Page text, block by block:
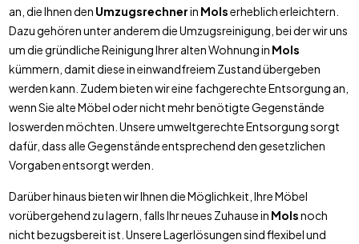
an, die Ihnen den Umzugsrechnerin Molserheblich erleichtern.
Dazu gehören unter anderem die Umzugsreinigung, bei der wir uns
um die gründliche Reinigung Ihrer alten Wohnung in Mols
kümmern, damit diese in einwandfreiem Zustand übergeben
werden kann. Zudem bieten wir eine fachgerechte Entsorgung an,
wenn Sie alte Möbel oder nicht mehr benötigte Gegenstände
loswerden möchten. Unsere umweltgerechte Entsorgung sorgt
dafür, dass alle Gegenstände entsprechend den gesetzlichen
Vorgaben entsorgt werden.
Darüber hinaus bieten wir Ihnen die Möglichkeit, Ihre Möbel
vorübergehend zu lagern, falls Ihr neues Zuhause in Molsnoch
nicht bezugsbereit ist. Unsere Lagerlösungen sind flexibel und